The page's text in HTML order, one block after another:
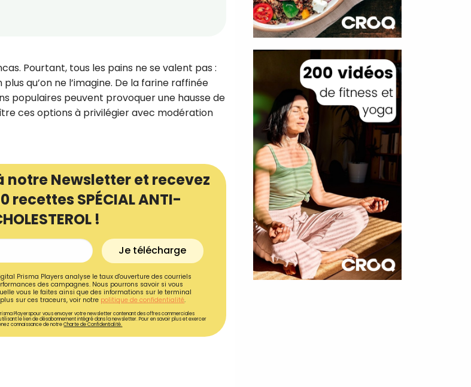
Pourtant, tous les pains ne se valent pas :
qu’on ne l’imagine. De la farine raffinée
populaires peuvent provoquer une hausse de
ces options à privilégier avec modération
notre Newsletter et recevez
recettes SPÉCIAL ANTI-
!
Je télécharge
Prisma Players analyse le taux d'ouverture des courriels
des campagnes. Nous pourrons savoir si vous
vous le faites ainsi que des informations sur le terminal
sur ces traceurs, voir notre politique de confidentialité.
Playerspour vous envoyer votre newsletter contenant des offres commerciales
le lien de désabonnement intégré dans la newsletter. Pour en savoir plus et exercer
connaissance de notreCharte de Confidentialité.
Recevez gratuitement 10
de nos meilleures recettes